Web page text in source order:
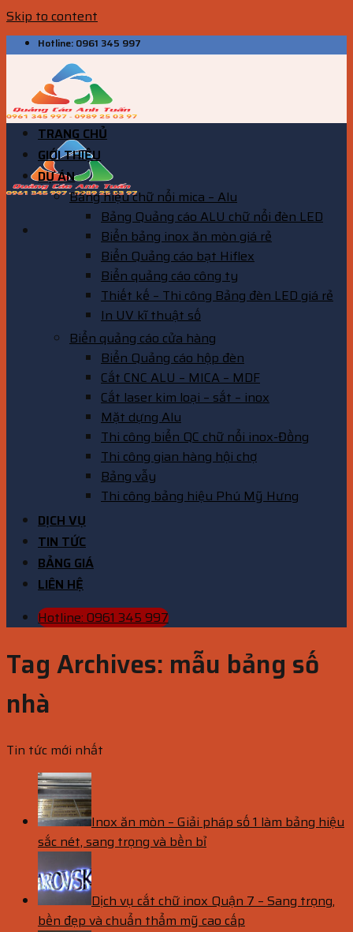
Skip to content
Hotline: 0961 345 997
TRANG CHỦ
GIỚI THIỆU
DỰ ÁN
Bảng hiệu chữ nổi mica – Alu
Bảng Quảng cáo ALU chữ nổi đèn LED
Biển bảng inox ăn mòn giá rẻ
Biển Quảng cáo bạt Hiflex
Biển quảng cáo công ty
Thiết kế – Thi công Bảng đèn LED giá rẻ
In UV kĩ thuật số
Biển quảng cáo cửa hàng
Biển Quảng cáo hộp đèn
Cắt CNC ALU – MICA – MDF
Cắt laser kim loại – sắt – inox
Mặt dựng Alu
Thi công biển QC chữ nổi inox-Đồng
Thi công gian hàng hội chợ
Bảng vẫy
Thi công bảng hiệu Phú Mỹ Hưng
DỊCH VỤ
TIN TỨC
BẢNG GIÁ
LIÊN HỆ
Hotline: 0961 345 997
Tag Archives: mẫu bảng số
nhà
Tin tức mới nhất
Inox ăn mòn – Giải pháp số 1 làm bảng hiệu
sắc nét, sang trọng và bền bỉ
Dịch vụ cắt chữ inox Quận 7 – Sang trọng,
bền đẹp và chuẩn thẩm mỹ cao cấp